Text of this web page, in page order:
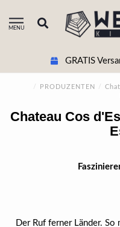
MENU
GRATIS
/ PRODUZENTEN /
Chateau Cos
Der Ruf ferner Länder.